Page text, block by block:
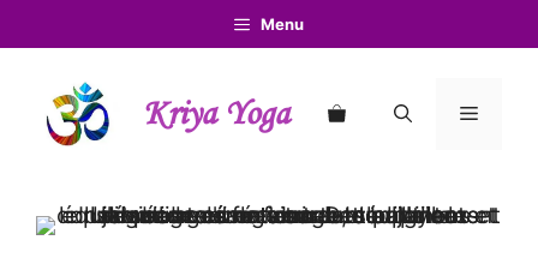
au
contenu
Menu
Kriya Yoga Menu